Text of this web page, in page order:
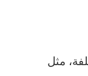
مثل